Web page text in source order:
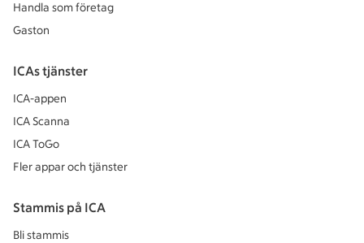
Handla som företag
Gaston
ICAs tjänster
ICA-appen
ICA Scanna
ICA ToGo
Fler appar och tjänster
Stammis på ICA
Bli stammis